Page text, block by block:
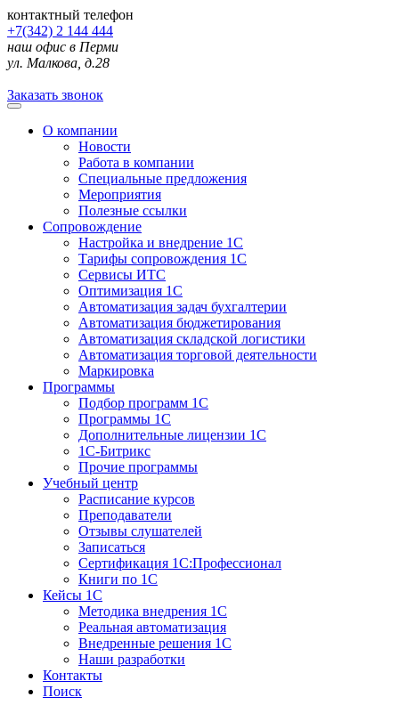
контактный телефон
+7(342) 2 144 444
наш офис в Перми
ул. Малкова, д.28
Заказать звонок
О компании
Новости
Работа в компании
Специальные предложения
Мероприятия
Полезные ссылки
Сопровождение
Настройка и внедрение 1С
Тарифы сопровождения 1С
Сервисы ИТС
Оптимизация 1С
Автоматизация задач бухгалтерии
Автоматизация бюджетирования
Автоматизация складской логистики
Автоматизация торговой деятельности
Маркировка
Программы
Подбор программ 1С
Программы 1С
Дополнительные лицензии 1С
1С-Битрикс
Прочие программы
Учебный центр
Расписание курсов
Преподаватели
Отзывы слушателей
Записаться
Сертификация 1С:Профессионал
Книги по 1С
Кейсы 1С
Методика внедрения 1С
Реальная автоматизация
Внедренные решения 1С
Наши разработки
Контакты
Поиск